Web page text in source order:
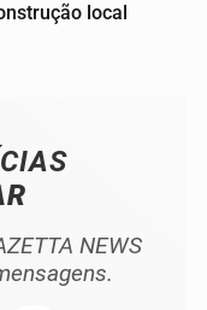
local
NEWS